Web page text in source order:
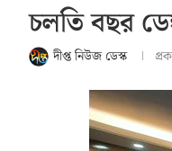
চলতি বছর
দীপ্ত নিউজ ডেস্ক